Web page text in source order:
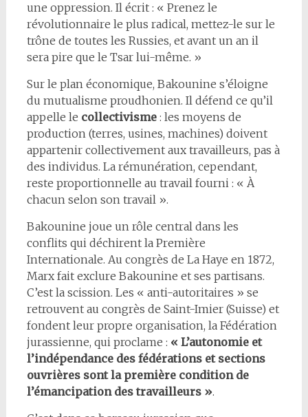
une oppression. Il écrit : « Prenez le
révolutionnaire le plus radical, mettez-le sur le
trône de toutes les Russies, et avant un an il
sera pire que le Tsar lui-même. »
Sur le plan économique, Bakounine s’éloigne
du mutualisme proudhonien. Il défend ce qu’il
appelle le collectivisme: les moyens de
production (terres, usines, machines) doivent
appartenir collectivement aux travailleurs, pas à
des individus. La rémunération, cependant,
reste proportionnelle au travail fourni : « À
chacun selon son travail ».
Bakounine joue un rôle central dans les
conflits qui déchirent la Première
Internationale. Au congrès de La Haye en 1872,
Marx fait exclure Bakounine et ses partisans.
C’est la scission. Les « anti-autoritaires » se
retrouvent au congrès de Saint-Imier (Suisse) et
fondent leur propre organisation, la Fédération
jurassienne, qui proclame : « L’autonomie et
l’indépendance des fédérations et sections
ouvrières sont la première condition de
l’émancipation des travailleurs ».